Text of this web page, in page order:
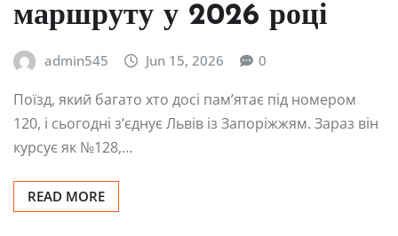
маршруту у 2026 році
admin545 Jun 15, 2026 0
Поїзд, який багато хто досі пам’ятає під номером
120, і сьогодні з’єднує Львів із Запоріжжям. Зараз він
курсує як №128,…
READ MORE